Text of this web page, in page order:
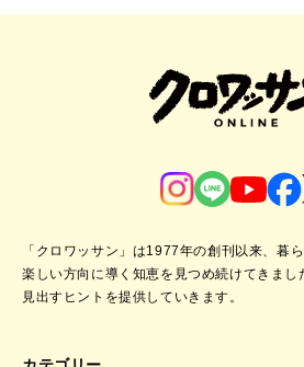
「クロワッサン」は1977年の創刊以来、暮
楽しい方向に導く知恵を見つめ続けてきまし
見出すヒントを提供していきます。